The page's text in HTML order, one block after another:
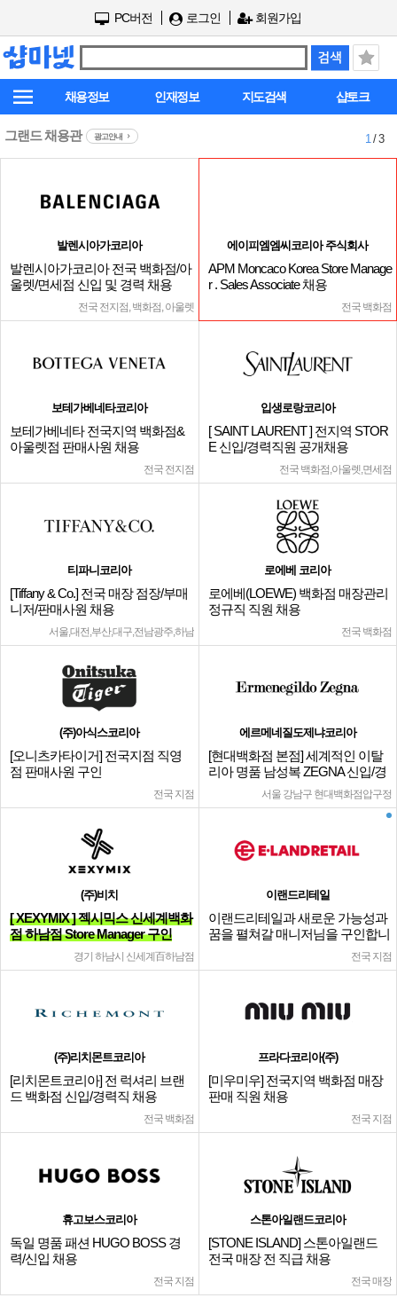
PC버전 로그인 회원가입
채용정보 인재정보 지도검색 샵토크
그랜드 채용관 광고안내 1/ 3
발렌시아가코리아
발렌시아가코리아 전국 백화점/아
울렛/면세점 신입 및 경력 채용
전국 전지점, 백화점, 아울렛
에이피엠엠씨코리아 주식회사
APM Moncaco Korea Store Manage
r . Sales Associate 채용
전국 백화점
보테가베네타코리아
보테가베네타 전국지역 백화점&
아울렛점 판매사원 채용
전국 전지점
입생로랑코리아
[ SAINT LAURENT ] 전지역 STOR
E 신입/경력직원 공개채용
전국 백화점,아울렛,면세점
티파니코리아
[Tiffany & Co.] 전국 매장 점장/부매
니저/판매사원 채용
서울,대전,부산,대구,전남광주,하남
로에베 코리아
로에베(LOEWE) 백화점 매장관리
정규직 직원 채용
전국 백화점
(주)아식스코리아
[오니츠카타이거] 전국지점 직영
점 판매사원 구인
전국 지점
에르메네질도제냐코리아
[현대백화점 본점] 세계적인 이탈
리아 명품 남성복 ZEGNA 신입/경
서울 강남구 현대백화점압구정
(주)비치
[ XEXYMIX ] 젝시믹스 신세계백화
점 하남점 Store Manager 구인
경기 하남시 신세계百하남점
이랜드리테일
이랜드리테일과 새로운 가능성과
꿈을 펼쳐갈 매니저님을 구인합니
전국 지점
(주)리치몬트코리아
[리치몬트코리아] 전 럭셔리 브랜
드 백화점 신입/경력직 채용
전국 백화점
프라다코리아(주)
[미우미우] 전국지역 백화점 매장
판매 직원 채용
전국 지점
휴고보스코리아
독일 명품 패션 HUGO BOSS 경
력/신입 채용
전국 지점
스톤아일랜드코리아
[STONE ISLAND] 스톤아일랜드
전국 매장 전 직급 채용
전국 매장